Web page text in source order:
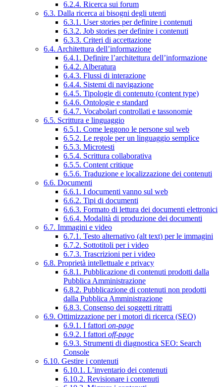
6.2.4. Ricerca sui forum
6.3. Dalla ricerca ai bisogni degli utenti
6.3.1. User stories per definire i contenuti
6.3.2. Job stories per definire i contenuti
6.3.3. Criteri di accettazione
6.4. Architettura dell’informazione
6.4.1. Definire l’architettura dell’informazione
6.4.2. Alberatura
6.4.3. Flussi di interazione
6.4.4. Sistemi di navigazione
6.4.5. Tipologie di contenuto (content type)
6.4.6. Ontologie e standard
6.4.7. Vocabolari controllati e tassonomie
6.5. Scrittura e linguaggio
6.5.1. Come leggono le persone sul web
6.5.2. Le regole per un linguaggio semplice
6.5.3. Microtesti
6.5.4. Scrittura collaborativa
6.5.5. Content critique
6.5.6. Traduzione e localizzazione dei contenuti
6.6. Documenti
6.6.1. I documenti vanno sul web
6.6.2. Tipi di documenti
6.6.3. Formato di lettura dei documenti elettronici
6.6.4. Modalità di produzione dei documenti
6.7. Immagini e video
6.7.1. Testo alternativo (alt text) per le immagini
6.7.2. Sottotitoli per i video
6.7.3. Trascrizioni per i video
6.8. Proprietà intellettuale e privacy
6.8.1. Pubblicazione di contenuti prodotti dalla
Pubblica Amministrazione
6.8.2. Pubblicazione di contenuti non prodotti
dalla Pubblica Amministrazione
6.8.3. Consenso dei soggetti ritratti
6.9. Ottimizzazione per i motori di ricerca (SEO)
6.9.1. I fattori on-page
6.9.2. I fattori off-page
6.9.3. Strumenti di diagnostica SEO: Search
Console
6.10. Gestire i contenuti
6.10.1. L’inventario dei contenuti
6.10.2. Revisionare i contenuti